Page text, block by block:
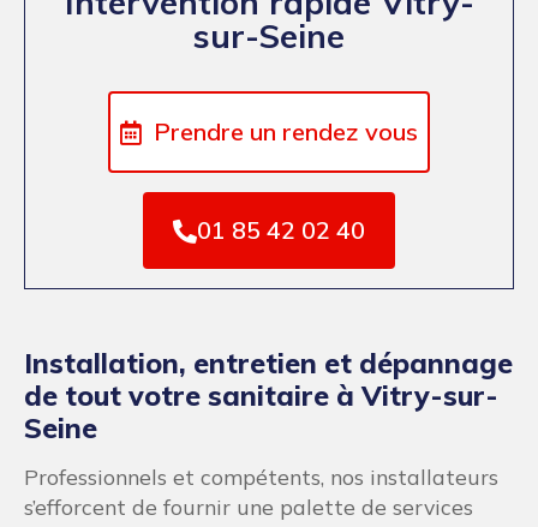
d’installation, d’entretien, de dépannage ou de
sortes de travaux de plomberie. Notre priorité
est de fournir des solutions de plomberie
Le service client est très important pour les
installateurs et plombiers de Plombier-
artisan.fr. Notre approche est de toujours vous
fournir un service de qualité, tout en vous
Fuite d’eau à Vitry-sur-Seine,
détection et réparation
immeuble ou maison à Vitry-sur-Seine,
contactez sans plus tarder notre service